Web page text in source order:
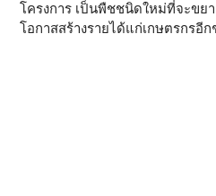
โครงการ เป็นพืชชนิดใหม่ที่จะขย
โอกาสสร้างรายได้แก่เกษตรกรอี